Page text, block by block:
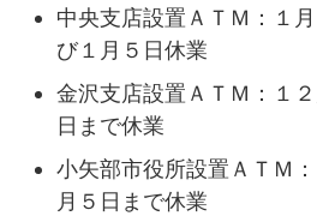
中央支店設置ＡＴＭ：１
び１月５日休業
金沢支店設置ＡＴＭ：１
日まで休業
小矢部市役所設置ＡＴＭ
月５日まで休業